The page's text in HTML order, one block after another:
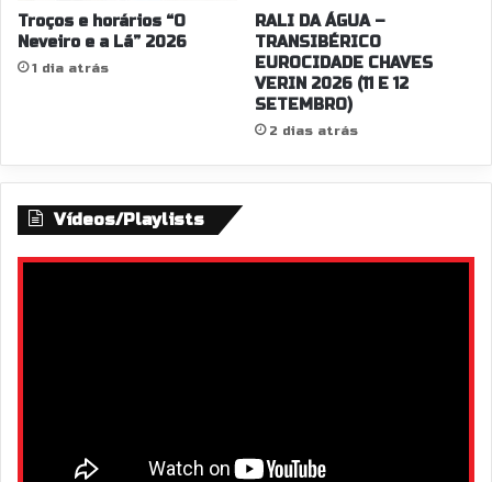
Troços e horários “O
Neveiro e a Lã” 2026
1 dia atrás
RALI DA ÁGUA –
TRANSIBÉRICO
EUROCIDADE CHAVES
VERIN 2026 (11 E 12
SETEMBRO)
2 dias atrás
Vídeos/Playlists